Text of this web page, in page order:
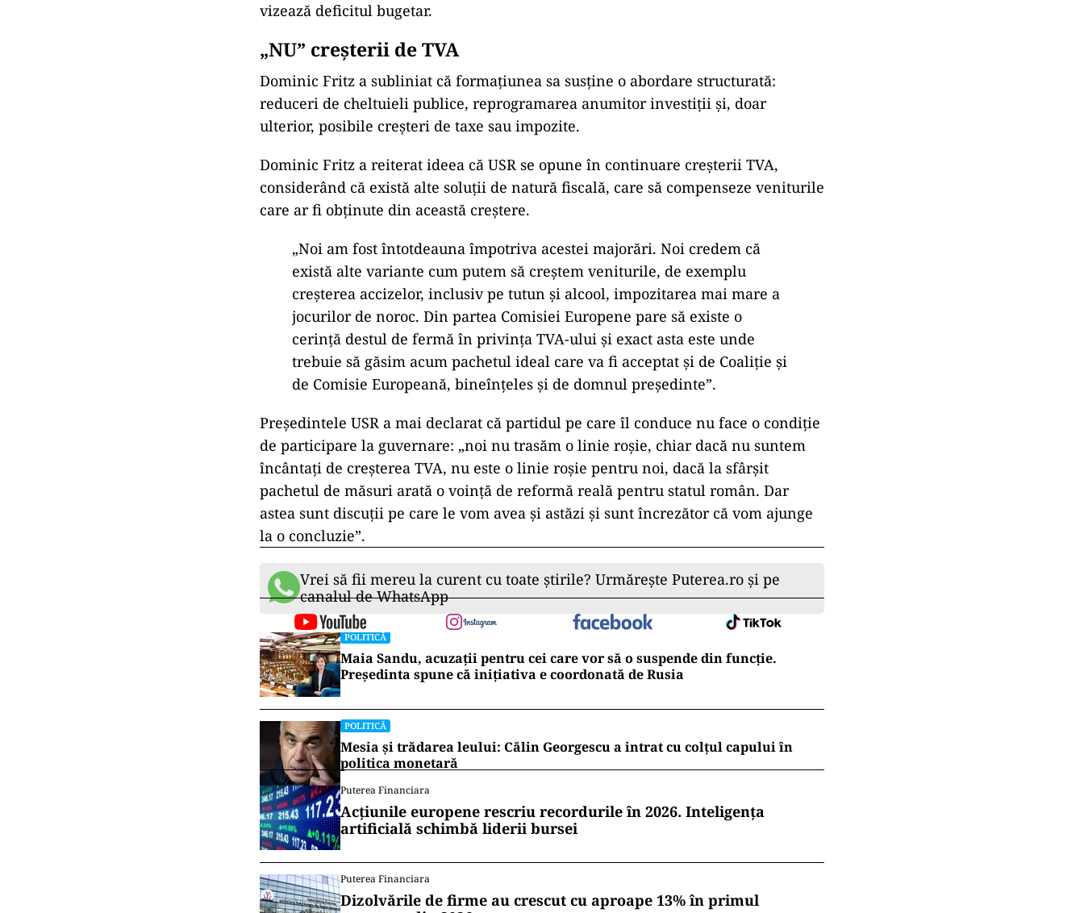
vizează deficitul bugetar.
„NU” creșterii de TVA
Dominic Fritz a subliniat că formațiunea sa susține o abordare structurată:
reduceri de cheltuieli publice, reprogramarea anumitor investiții și, doar
ulterior, posibile creșteri de taxe sau impozite.
Dominic Fritz a reiterat ideea că USR se opune în continuare creșterii TVA,
considerând că există alte soluții de natură fiscală, care să compenseze veniturile
care ar fi obținute din această creștere.
„Noi am fost întotdeauna împotriva acestei majorări. Noi credem că
există alte variante cum putem să creștem veniturile, de exemplu
creșterea accizelor, inclusiv pe tutun și alcool, impozitarea mai mare a
jocurilor de noroc. Din partea Comisiei Europene pare să existe o
cerință destul de fermă în privința TVA-ului și exact asta este unde
trebuie să găsim acum pachetul ideal care va fi acceptat și de Coaliție și
de Comisie Europeană, bineînțeles și de domnul președinte”.
Președintele USR a mai declarat că partidul pe care îl conduce nu face o condiție
de participare la guvernare: „noi nu trasăm o linie roșie, chiar dacă nu suntem
încântați de creșterea TVA, nu este o linie roșie pentru noi, dacă la sfârșit
pachetul de măsuri arată o voință de reformă reală pentru statul român. Dar
astea sunt discuții pe care le vom avea și astăzi și sunt încrezător că vom ajunge
la o concluzie”.
Vrei să fii mereu la curent cu toate știrile? Urmărește Puterea.ro și pe
canalul de WhatsApp
POLITICĂ
Maia Sandu, acuzații pentru cei care vor să o suspende din funcție.
Președinta spune că inițiativa e coordonată de Rusia
POLITICĂ
Mesia și trădarea leului: Călin Georgescu a intrat cu colțul capului în
politica monetară
Puterea Financiara
Acțiunile europene rescriu recordurile în 2026. Inteligența
artificială schimbă liderii bursei
Puterea Financiara
Dizolvările de firme au crescut cu aproape 13% în primul